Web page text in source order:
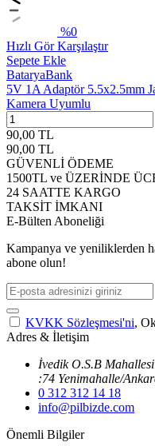
%0
Hızlı GörKarşılaştır
Sepete Ekle
BataryaBank
5V 1A Adaptör 5.5x2.5mm
Kamera Uyumlu
90,00 TL
90,00 TL
GÜVENLİ ÖDEME
1500TL ve ÜZERİNDE
24 SAATTE KARGO
TAKSİT İMKANI
E-Bülten Aboneliği
Kampanya ve yeniliklerden
abone olun!
KVKK Sözleşmesi'ni,
Adres & İletişim
İvedik O.S.B
:74 Yenimahalle/
0 312 312 14 18
info@pilbizde.com
Önemli Bilgiler